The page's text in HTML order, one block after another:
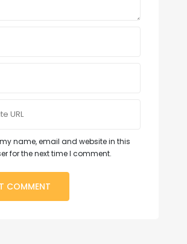
name, email and website in this
for the next time I comment.